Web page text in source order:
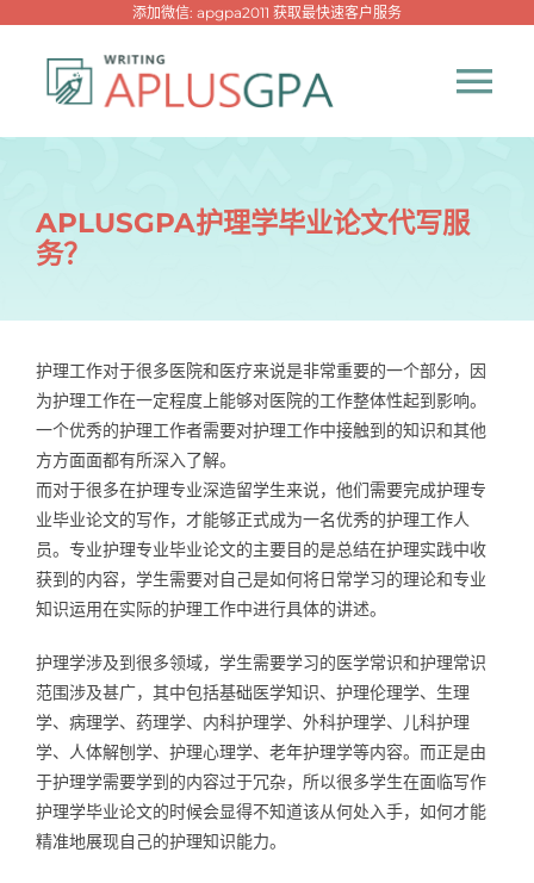
添加微信: apgpa2011 获取最快速客户服务
热门代写
网课专家
代写资讯 New！
Samples Hot!
APLUSGPA护理学毕业论文代写服
务？
护理工作对于很多医院和医疗来说是非常重要的一个部分，因
为护理工作在一定程度上能够对医院的工作整体性起到影响。
一个优秀的护理工作者需要对护理工作中接触到的知识和其他
方方面面都有所深入了解。
而对于很多在护理专业深造留学生来说，他们需要完成护理专
业毕业论文的写作，才能够正式成为一名优秀的护理工作人
员。专业护理专业毕业论文的主要目的是总结在护理实践中收
获到的内容，学生需要对自己是如何将日常学习的理论和专业
知识运用在实际的护理工作中进行具体的讲述。
护理学涉及到很多领域，学生需要学习的医学常识和护理常识
范围涉及甚广，其中包括基础医学知识、护理伦理学、生理
学、病理学、药理学、内科护理学、外科护理学、儿科护理
学、人体解刨学、护理心理学、老年护理学等内容。而正是由
于护理学需要学到的内容过于冗杂，所以很多学生在面临写作
护理学毕业论文的时候会显得不知道该从何处入手，如何才能
精准地展现自己的护理知识能力。